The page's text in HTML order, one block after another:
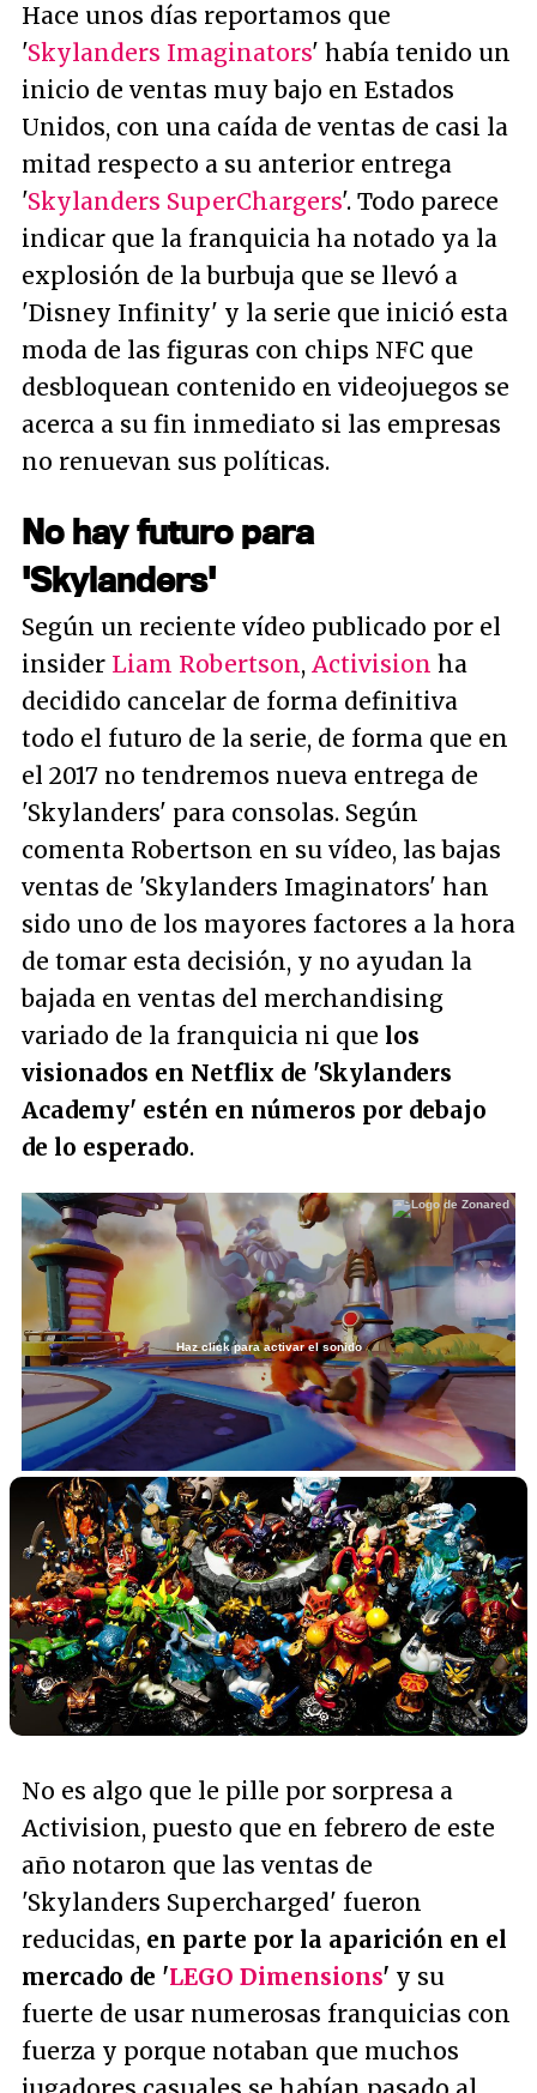
Hace unos días reportamos que
'Skylanders Imaginators' había tenido un
inicio de ventas muy bajo en Estados
Unidos, con una caída de ventas de casi la
mitad respecto a su anterior entrega
'Skylanders SuperChargers'. Todo parece
indicar que la franquicia ha notado ya la
explosión de la burbuja que se llevó a
'Disney Infinity' y la serie que inició esta
moda de las figuras con chips NFC que
desbloquean contenido en videojuegos se
acerca a su fin inmediato si las empresas
no renuevan sus políticas.
No hay futuro para
'Skylanders'
Según un reciente vídeo publicado por el
insider Liam Robertson, Activision ha
decidido cancelar de forma definitiva
todo el futuro de la serie, de forma que en
el 2017 no tendremos nueva entrega de
'Skylanders' para consolas. Según
comenta Robertson en su vídeo, las bajas
ventas de 'Skylanders Imaginators' han
sido uno de los mayores factores a la hora
de tomar esta decisión, y no ayudan la
bajada en ventas del merchandising
variado de la franquicia ni que los
visionados en Netflix de 'Skylanders
Academy' estén en números por debajo
de lo esperado.
Unmute /
Loaded:
50.77%
Haz click para activar el sonido
No es algo que le pille por sorpresa a
Activision, puesto que en febrero de este
año notaron que las ventas de
'Skylanders Supercharged' fueron
reducidas, en parte por la aparición en el
mercado de 'LEGO Dimensions' y su
fuerte de usar numerosas franquicias con
fuerza y porque notaban que muchos